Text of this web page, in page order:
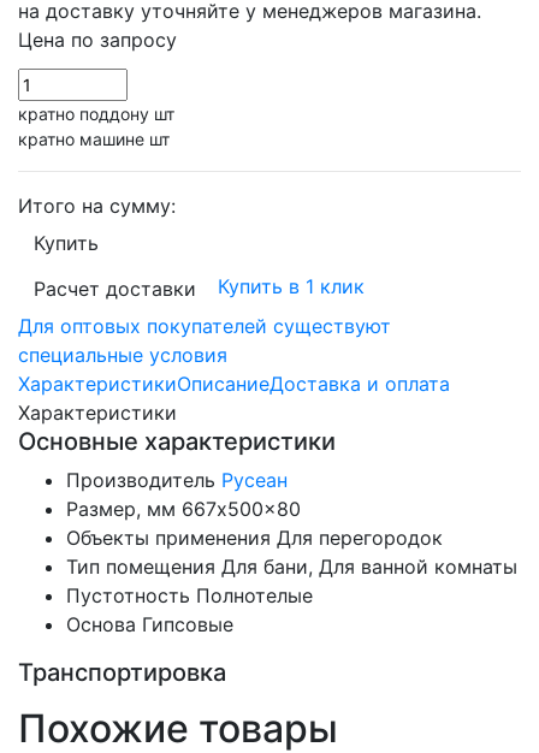
на доставку уточняйте у менеджеров магазина.
Цена по запросу
кратно поддону шт
кратно машине шт
Итого на сумму:
Купить
Расчет доставки
Купить в 1 клик
Для оптовых покупателей существуют
специальные условия
ХарактеристикиОписаниеДоставка и оплата
Характеристики
Основные характеристики
Производитель Русеан
Размер, мм 667x500x80
Объекты применения Для перегородок
Тип помещения Для бани, Для ванной комнаты
Пустотность Полнотелые
Основа Гипсовые
Транспортировка
Похожие товары